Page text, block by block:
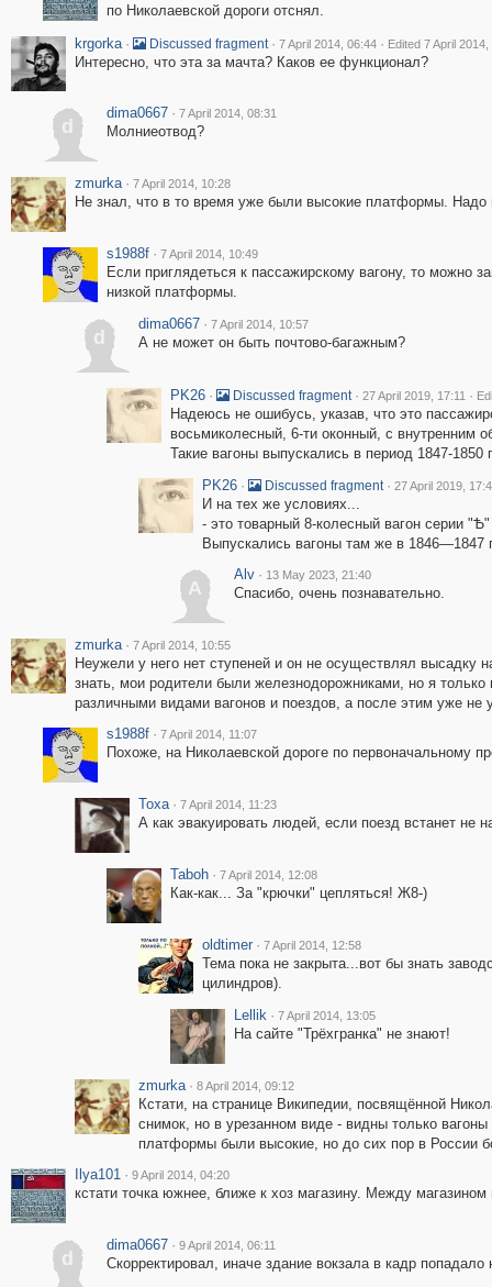
по Николаевской дороги отснял.
krgorka · Discussed fragment · 7 April 2014, 06:44 · Edited 7 April 2014,
Интересно, что эта за мачта? Каков ее функционал?
d
dima0667 · 7 April 2014, 08:31
Молниеотвод?
zmurka · 7 April 2014, 10:28
Не знал, что в то время уже были высокие платформы. Надо
s1988f · 7 April 2014, 10:49
Если приглядеться к пассажирскому вагону, то можно
низкой платформы.
d
dima0667 · 7 April 2014, 10:57
А не может он быть почтово-багажным?
PK26 · Discussed fragment · 27 April 2019, 17:11 ·
Надеюсь не ошибусь, указав, что это
восьмиколесный, 6-ти оконный, с внутренним
Такие вагоны выпускались в период 1847-1850
PK26 · Discussed fragment · 27 April 2019,
И на тех же условиях...
- это товарный 8-колесный вагон серии
Выпускались вагоны там же в 1846—1847
A
Alv · 13 May 2023, 21:40
Спасибо, очень познавательно.
zmurka · 7 April 2014, 10:55
Неужели у него нет ступеней и он не осуществлял высадку
знать, мои родители были железнодорожниками, но я только
различными видами вагонов и поездов, а после этим уже не
s1988f · 7 April 2014, 11:07
Похоже, на Николаевской дороге по первоначальному
Toxa · 7 April 2014, 11:23
А как эвакуировать людей, если поезд встанет не
Taboh · 7 April 2014, 12:08
Как-как... За "крючки" цепляться! Ж8-)
oldtimer · 7 April 2014, 12:58
Тема пока не закрыта...вот бы знать
цилиндров).
Lellik · 7 April 2014, 13:05
На сайте "Трёхгранка" не знают!
zmurka · 8 April 2014, 09:12
Кстати, на странице Википедии, посвящённой
снимок, но в урезанном виде - видны только
платформы были высокие, но до сих пор в России
Ilya101 · 9 April 2014, 04:20
кстати точка южнее, ближе к хоз магазину. Между
d
dima0667 · 9 April 2014, 06:11
Скорректировал, иначе здание вокзала в кадр попадало